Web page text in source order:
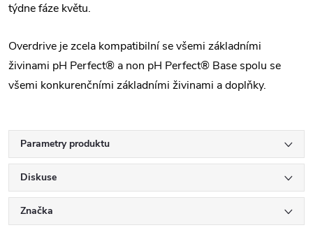
týdne fáze květu.
Overdrive je zcela kompatibilní se všemi základními
živinami pH Perfect® a non pH Perfect® Base spolu se
všemi konkurenčními základními živinami a doplňky.
Parametry produktu
Diskuse
Značka